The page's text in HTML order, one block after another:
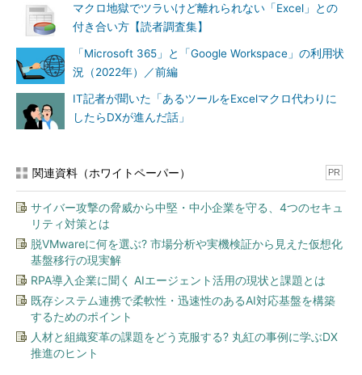
マクロ地獄でツラいけど離れられない「Excel」との
付き合い方【読者調査集】
「Microsoft 365」と「Google Workspace」の利用状
況（2022年）／前編
IT記者が聞いた「あるツールをExcelマクロ代わりに
したらDXが進んだ話」
関連資料（ホワイトペーパー） PR
サイバー攻撃の脅威から中堅・中小企業を守る、4つのセキュ
リティ対策とは
脱VMwareに何を選ぶ? 市場分析や実機検証から見えた仮想化
基盤移行の現実解
RPA導入企業に聞く AIエージェント活用の現状と課題とは
既存システム連携で柔軟性・迅速性のあるAI対応基盤を構築
するためのポイント
人材と組織変革の課題をどう克服する? 丸紅の事例に学ぶDX
推進のヒント